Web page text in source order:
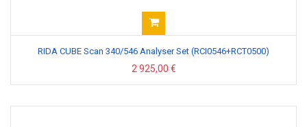
RIDA CUBE Scan 340/546 Analyser Set (RCI0546+RCT0500)
2 925,00 €